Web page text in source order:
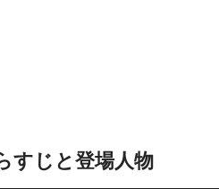
すじと登場人物